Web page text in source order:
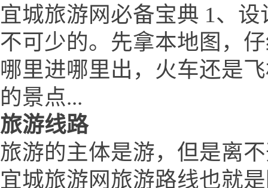
宜城旅游网必备宝典 1、
不可少的。先拿本地图，
哪里进哪里出，火车还是
的景点...
旅游线路
旅游的主体是游，但是离
宜城旅游网旅游路线也就